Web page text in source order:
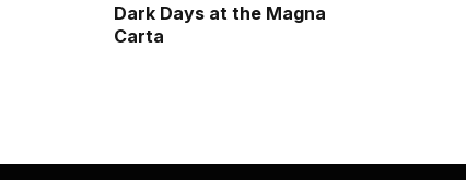
Dark Days at the Magna
Carta